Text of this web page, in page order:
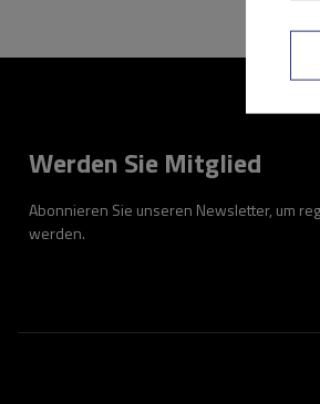
Werden Sie Mitglied
Abonnieren Sie unseren Newsletter, um
werden.